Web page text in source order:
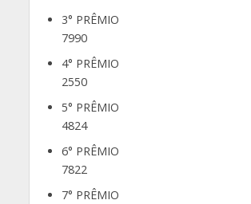
3° PRÊMIO
7990
4° PRÊMIO
2550
5° PRÊMIO
4824
6° PRÊMIO
7822
7° PRÊMIO